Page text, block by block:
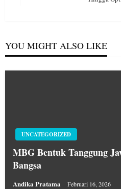
YOU MIGHT ALSO LIKE
UNCATEGORIZED
MBG Bentuk Tanggung
Bangsa
Andika Pratama Februari 16, 2026